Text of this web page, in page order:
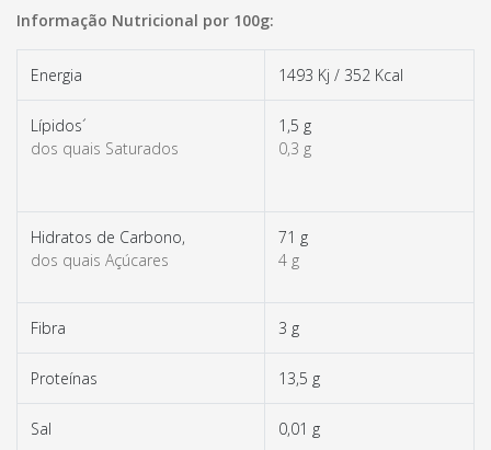
Informação Nutricional por 100g:
Energia 1493 Kj / 352 Kcal
Lípidos´
dos quais Saturados
1,5 g
0,3 g
Hidratos de Carbono,
dos quais Açúcares
71 g
4 g
Fibra 3 g
Proteínas 13,5 g
Sal 0,01 g